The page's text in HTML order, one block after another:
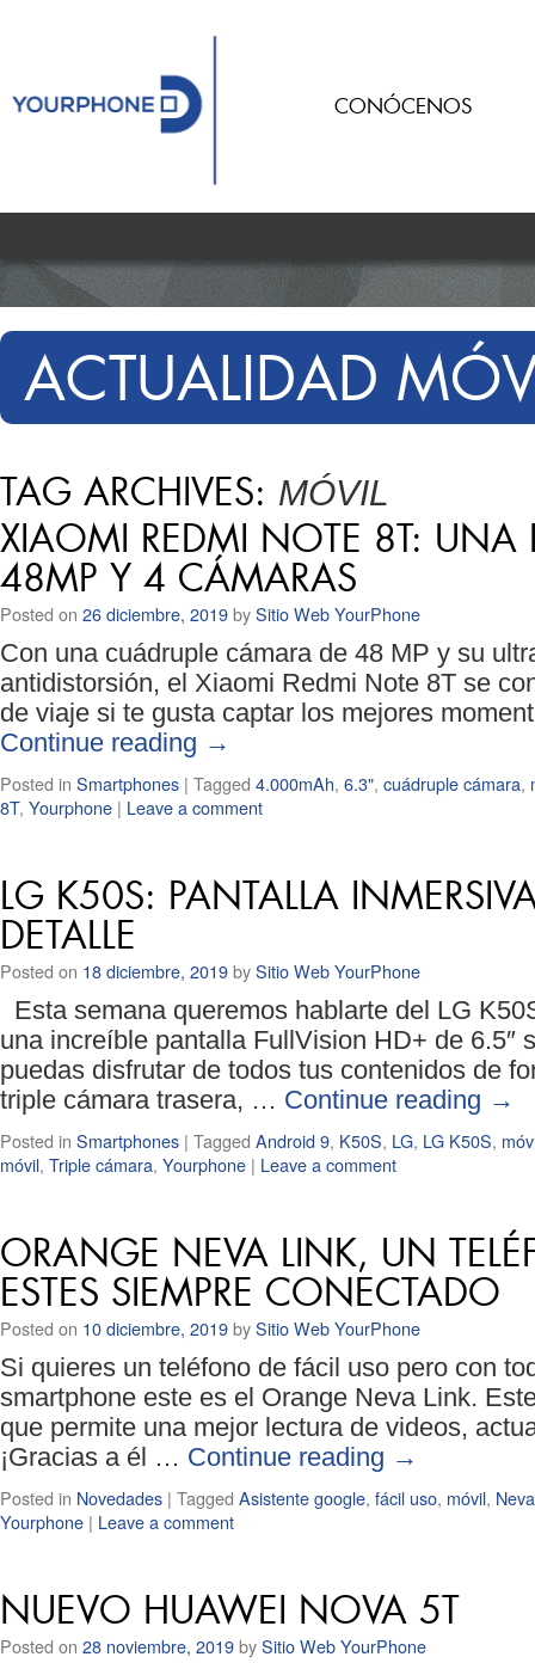
CONÓCENOS
ACTUALIDAD
TAG ARCHIVES: MÓVIL
XIAOMI REDMI NOTE 8T: UNA
48MP Y 4 CÁMARAS
Posted on 26 diciembre, 2019bySitio Web YourPhone
Con una cuádruple cámara de 48 MP y su
antidistorsión, el Xiaomi Redmi Note 8T se
de viaje si te gusta captar los mejores
Continue reading →
Posted in Smartphones | Tagged 4.000mAh, 6.3", cuádruple cámara,
8T, Yourphone | Leave a comment
LG K50S: PANTALLA
DETALLE
Posted on 18 diciembre, 2019bySitio Web YourPhone
Esta semana queremos hablarte del LG
una increíble pantalla FullVision HD+ de 6.5″
puedas disfrutar de todos tus contenidos de
triple cámara trasera, … Continue reading →
Posted in Smartphones | Tagged Android 9, K50S, LG, LG K50S,
móvil, Triple cámara, Yourphone | Leave a comment
ORANGE NEVA LINK, UN
ESTES SIEMPRE CONECTADO
Posted on 10 diciembre, 2019bySitio Web YourPhone
Si quieres un teléfono de fácil uso pero con
smartphone este es el Orange Neva Link.
que permite una mejor lectura de videos,
¡Gracias a él … Continue reading →
Posted in Novedades | Tagged Asistente google, fácil uso, móvil,
Yourphone | Leave a comment
NUEVO HUAWEI NOVA 5T
Posted on 28 noviembre, 2019bySitio Web YourPhone